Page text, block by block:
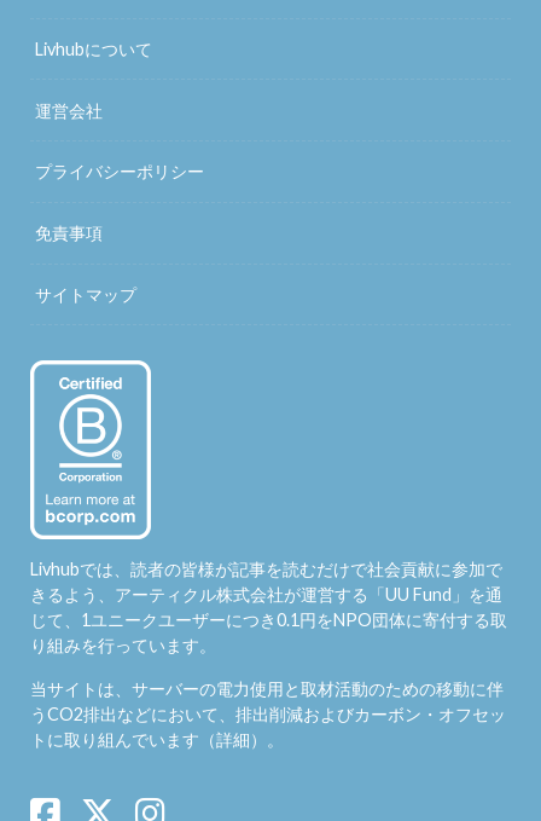
Livhubについて
運営会社
プライバシーポリシー
免責事項
サイトマップ
Livhubでは、読者の皆様が記事を読むだけで社会貢献に参加で
きるよう、アーティクル株式会社が運営する「UU Fund 」を通
じて、1ユニークユーザーにつき0.1円をNPO団体に寄付する取
り組みを行っています。
当サイトは、サーバーの電力使用と取材活動のための移動に伴
うCO2排出などにおいて、排出削減およびカーボン・オフセッ
トに取り組んでいます（詳細）。